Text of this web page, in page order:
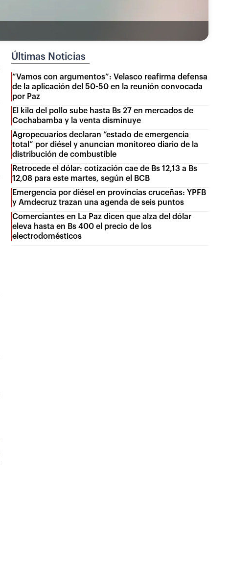
Últimas Noticias
“Vamos con argumentos”: Velasco reafirma defensa
de la aplicación del 50-50 en la reunión convocada
por Paz
El kilo del pollo sube hasta Bs 27 en mercados de
Cochabamba y la venta disminuye
Agropecuarios declaran “estado de emergencia
total” por diésel y anuncian monitoreo diario de la
distribución de combustible
Retrocede el dólar: cotización cae de Bs 12,13 a Bs
12,08 para este martes, según el BCB
Emergencia por diésel en provincias cruceñas: YPFB
y Amdecruz trazan una agenda de seis puntos
Comerciantes en La Paz dicen que alza del dólar
eleva hasta en Bs 400 el precio de los
electrodomésticos